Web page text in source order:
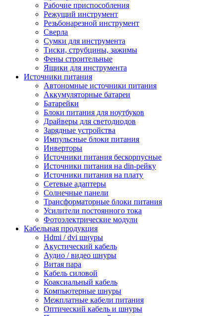
Рабочие приспособления
Режущий инструмент
Резьбонарезной инструмент
Сверла
Сумки для инструмента
Тиски, струбцины, зажимы
Фены строительные
Ящики для инструмента
Источники питания
Автономные источники питания
Аккумуляторные батареи
Батарейки
Блоки питания для ноутбуков
Драйверы для светодиодов
Зарядные устройства
Импульсные блоки питания
Инверторы
Источники питания бескорпусные
Источники питания на din-рейку
Источники питания на плату
Сетевые адаптеры
Солнечные панели
Трансформаторные блоки питания
Усилители постоянного тока
Фотоэлектрические модули
Кабельная продукция
Hdmi / dvi шнуры
Акустический кабель
Аудио / видео шнуры
Витая пара
Кабель силовой
Коаксиальный кабель
Компьютерные шнуры
Межплатные кабели питания
Оптический кабель и шнуры